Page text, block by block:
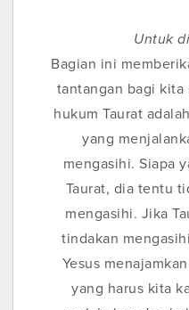
Untuk
Bagian ini
tantangan bagi kita
hukum Taurat
yang
mengasihi. Siapa
Taurat, dia tentu
mengasihi. Jika
tindakan
Yesus
yang harus kita